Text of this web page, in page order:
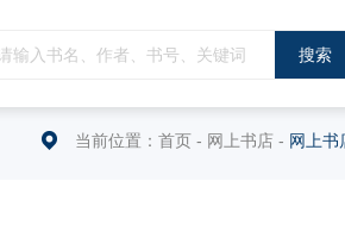
当前位置： 首页 - 网上书店 - 网上书